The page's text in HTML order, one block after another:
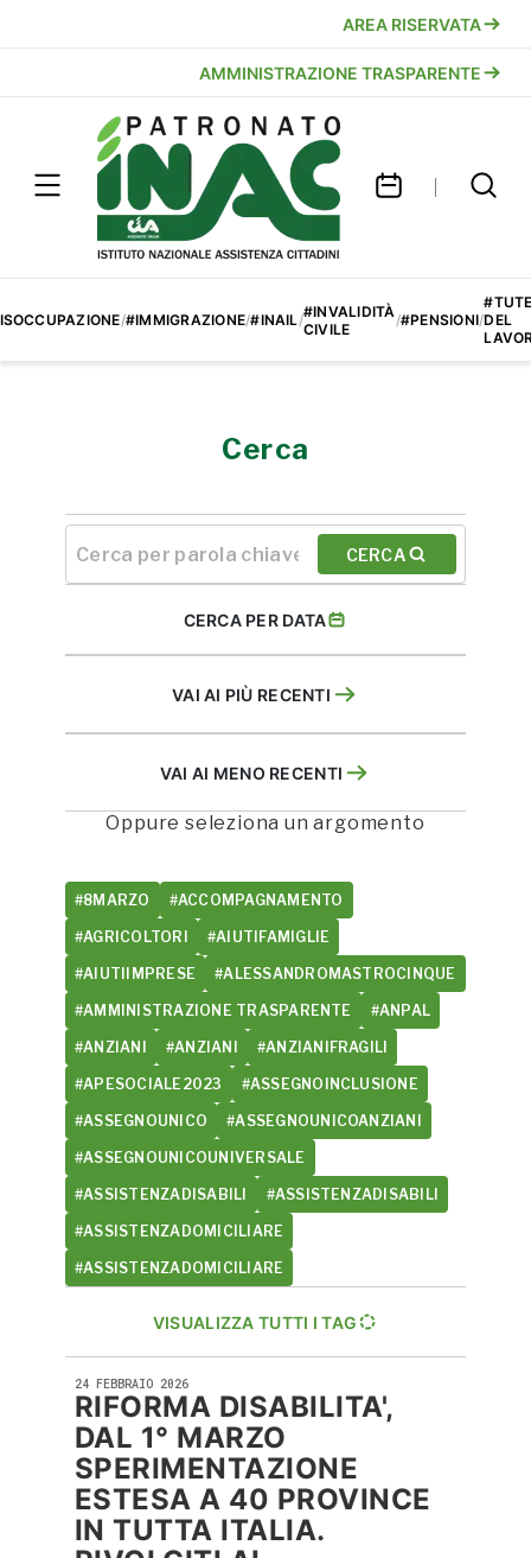
AREA RISERVATA
AMMINISTRAZIONE TRASPARENTE
/#IMMIGRAZIONE/#INAIL/#INVALIDITÀ
CIVILE
/#PENSIONI/DEL
Cerca
CERCA
CERCA PER DATA
VAI AI PIÙ RECENTI
VAI AI MENO RECENTI
Oppure seleziona un argomento
#8MARZO #ACCOMPAGNAMENTO
#AGRICOLTORI #AIUTIFAMIGLIE
#AIUTIIMPRESE #ALESSANDROMASTROCINQUE
#AMMINISTRAZIONE TRASPARENTE #ANPAL
#ANZIANI #ANZIANI #ANZIANIFRAGILI
#APESOCIALE2023 #ASSEGNOINCLUSIONE
#ASSEGNOUNICO #ASSEGNOUNICOANZIANI
#ASSEGNOUNICOUNIVERSALE
#ASSISTENZADISABILI #ASSISTENZADISABILI
#ASSISTENZADOMICILIARE
#ASSISTENZADOMICILIARE
VISUALIZZA TUTTI I TAG
24 FEBBRAIO 2026
RIFORMA DISABILITA',
DAL 1° MARZO
SPERIMENTAZIONE
ESTESA A 40 PROVINCE
IN TUTTA ITALIA.